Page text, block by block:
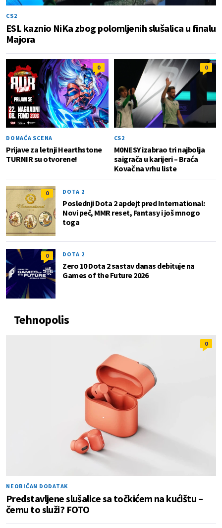
CS2
ESL kaznio NiKa zbog polomljenih slušalica u finalu
Majora
0
DOMAĆA SCENA
Prijave za letnji Hearthstone
TURNIR su otvorene!
0
CS2
M0NESY izabrao tri najbolja
saigrača u karijeri – Braća
Kovač na vrhu liste
0 DOTA 2
Poslednji Dota 2 apdejt pred International:
Novi peč, MMR reset, Fantasy i još mnogo
toga
0 DOTA 2
Zero 10 Dota 2 sastav danas debituje na
Games of the Future 2026
Tehnopolis
0
NEOBIČAN DODATAK
Predstavljene slušalice sa točkićem na kućištu –
čemu to služi? FOTO